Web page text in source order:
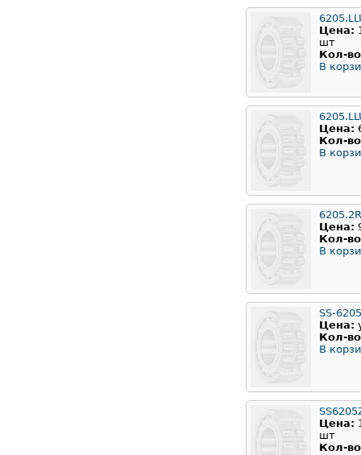
Цена:
шт
Кол-
В
Цена:
Кол-
В
Цена:
Кол-
В
SS-
Цена:
Кол-
В
Цена:
шт
Кол-